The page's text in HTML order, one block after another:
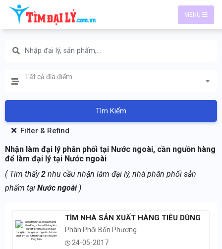
MENU
Tất cả địa điểm
Tìm Kiếm
Filter & Refind
Nhận làm đại lý phân phối tại Nước ngoài, cần nguồn hàng
để làm đại lý tại Nước ngoài
( Tìm thấy2 nhu cầu nhận làm đại lý, nhà phân phối sản
phẩm tại Nước ngoài)
TÌM NHÀ SẢN XUẤT HÀNG TIÊU DÙNG
Phân Phối Bốn Phương
24-05-2017